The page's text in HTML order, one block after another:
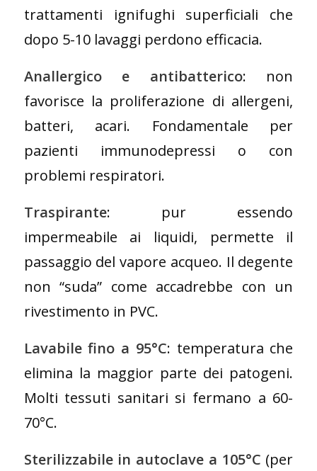
trattamenti ignifughi superficiali che
dopo 5-10 lavaggi perdono efficacia.
Anallergico e antibatterico: non
favorisce la proliferazione di allergeni,
batteri, acari. Fondamentale per
pazienti immunodepressi o con
problemi respiratori.
Traspirante: pur essendo
impermeabile ai liquidi, permette il
passaggio del vapore acqueo. Il degente
non “suda” come accadrebbe con un
rivestimento in PVC.
Lavabile fino a 95°C: temperatura che
elimina la maggior parte dei patogeni.
Molti tessuti sanitari si fermano a 60-
70°C.
Sterilizzabile in autoclave a 105°C (per